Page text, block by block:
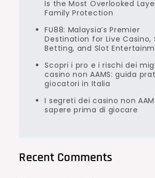
Is the Most Overlooked
Family Protection
FU88: Malaysia’s Premier
Destination for Live Casino,
Betting, and Slot
Scopri i pro e i rischi dei
casino non AAMS: guida
giocatori in Italia
I segreti dei casino non
sapere prima di giocare
Recent Comments